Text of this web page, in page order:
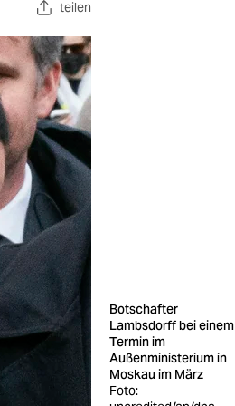
teilen
Botschafter
Lambsdorff bei einem
Termin im
Außenministerium in
Moskau im März
Foto: